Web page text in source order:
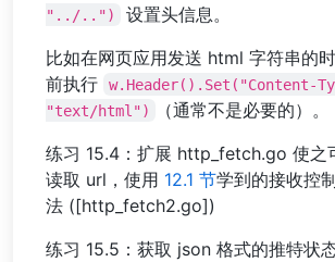
"../..")
设置头信息。
比如在网页应用发送 html 字符串的
前执行
w.Header().Set("Content-
"text/html")
（通常不是必要的）。
练习 15.4：扩展 http_fetch.go 使之
读取 url，使用 12.1 节学到的接收控
法 ([http_fetch2.go])
练习 15.5：获取 json 格式的推特状